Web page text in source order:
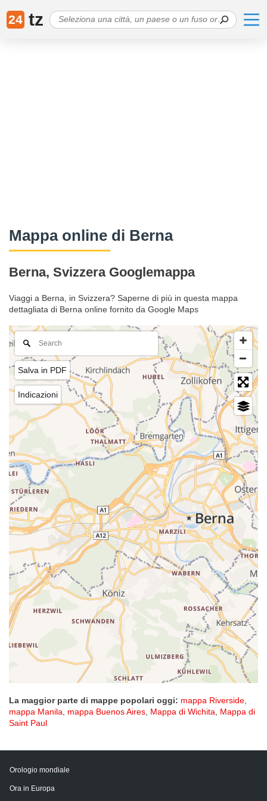
24 tz
Mappa online di Berna
Berna, Svizzera Googlemappa
Viaggi a Berna, in Svizzera? Saperne di più in questa mappa
dettagliata di Berna online fornito da Google Maps
Salva in PDF
Indicazioni
La maggior parte di mappe popolari oggi: mappa Riverside,
mappa Manila, mappa Buenos Aires, Mappa di Wichita, Mappa di
Saint Paul
Orologio mondiale
Ora in Europa